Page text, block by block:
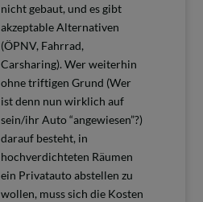
nicht gebaut, und es gibt
akzeptable Alternativen
(ÖPNV, Fahrrad,
Carsharing). Wer weiterhin
ohne triftigen Grund (Wer
ist denn nun wirklich auf
sein/ihr Auto “angewiesen”?)
darauf besteht, in
hochverdichteten Räumen
ein Privatauto abstellen zu
wollen, muss sich die Kosten